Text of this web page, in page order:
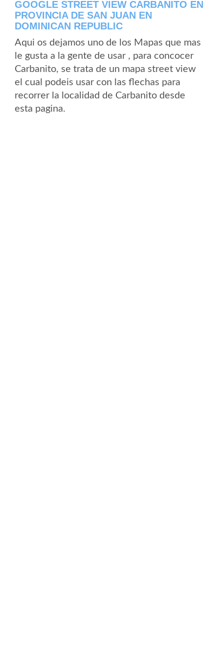
GOOGLE STREET VIEW CARBANITO EN
PROVINCIA DE SAN JUAN EN
DOMINICAN REPUBLIC
Aqui os dejamos uno de los Mapas que mas
le gusta a la gente de usar , para concocer
Carbanito, se trata de un mapa street view
el cual podeis usar con las flechas para
recorrer la localidad de Carbanito desde
esta pagina.